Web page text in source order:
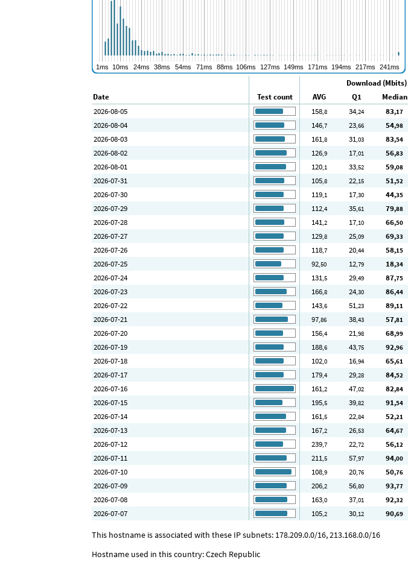
Download (Mbits)
Date
Test count AVG Q1 Median
2026-08-05
158,8 34,24 83,17
2026-08-04
146,7 23,66 54,98
2026-08-03
161,8 31,03 83,54
2026-08-02
126,9 17,01 56,83
2026-08-01
120,1 33,52 59,08
2026-07-31
105,8 22,15 51,52
2026-07-30
119,1 17,30 44,35
2026-07-29
112,4 35,61 79,88
2026-07-28
141,2 17,10 66,50
2026-07-27
129,8 25,09 69,33
2026-07-26
118,7 20,44 58,15
2026-07-25
92,50 12,79 18,34
2026-07-24
131,5 29,49 87,75
2026-07-23
166,8 24,30 86,44
2026-07-22
143,6 51,23 89,11
2026-07-21
97,86 38,43 57,81
2026-07-20
156,4 21,98 68,99
2026-07-19
188,6 43,75 92,96
2026-07-18
102,0 16,94 65,61
2026-07-17
179,4 29,28 84,52
2026-07-16
161,2 47,02 82,84
2026-07-15
195,5 39,82 91,54
2026-07-14
161,5 22,84 52,21
2026-07-13
167,2 26,53 64,67
2026-07-12
239,7 22,72 56,12
2026-07-11
211,5 57,97 94,00
2026-07-10
108,9 20,76 50,76
2026-07-09
206,2 56,80 93,77
2026-07-08
163,0 37,01 92,32
2026-07-07
105,2 30,12 90,69
This hostname is associated with these IP subnets: 178.209.0.0/16, 213.168.0.0/16
Hostname used in this country: Czech Republic